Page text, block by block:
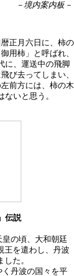
－境内案内板－
正月六日に、柿の
用柿」と呼ばれ、
に、運送中の飛脚
び去ってしまい、
前方には、柿の木
いと思う。
伝説
の頃、大和朝廷
王を遣わし、丹波
た。
丹波の国々を平